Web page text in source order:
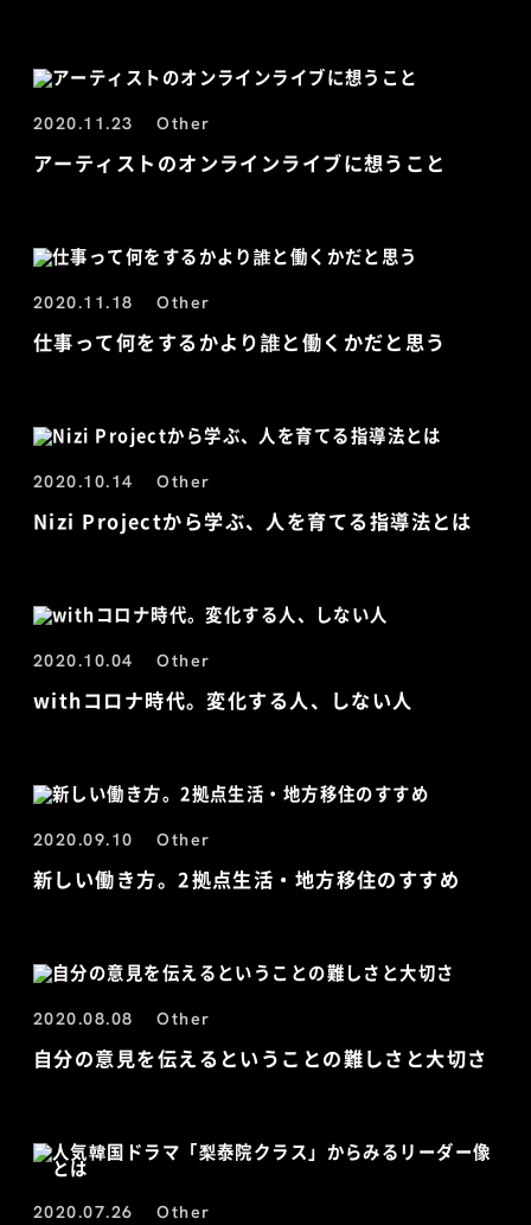
2020.11.23 Other
アーティストのオンラインライブに想うこと
2020.11.18 Other
仕事って何をするかより誰と働くかだと思う
2020.10.14 Other
Nizi Projectから学ぶ、人を育てる指導法とは
2020.10.04 Other
withコロナ時代。変化する人、しない人
2020.09.10 Other
新しい働き方。2拠点生活・地方移住のすすめ
2020.08.08 Other
自分の意見を伝えるということの難しさと大切さ
2020.07.26 Other